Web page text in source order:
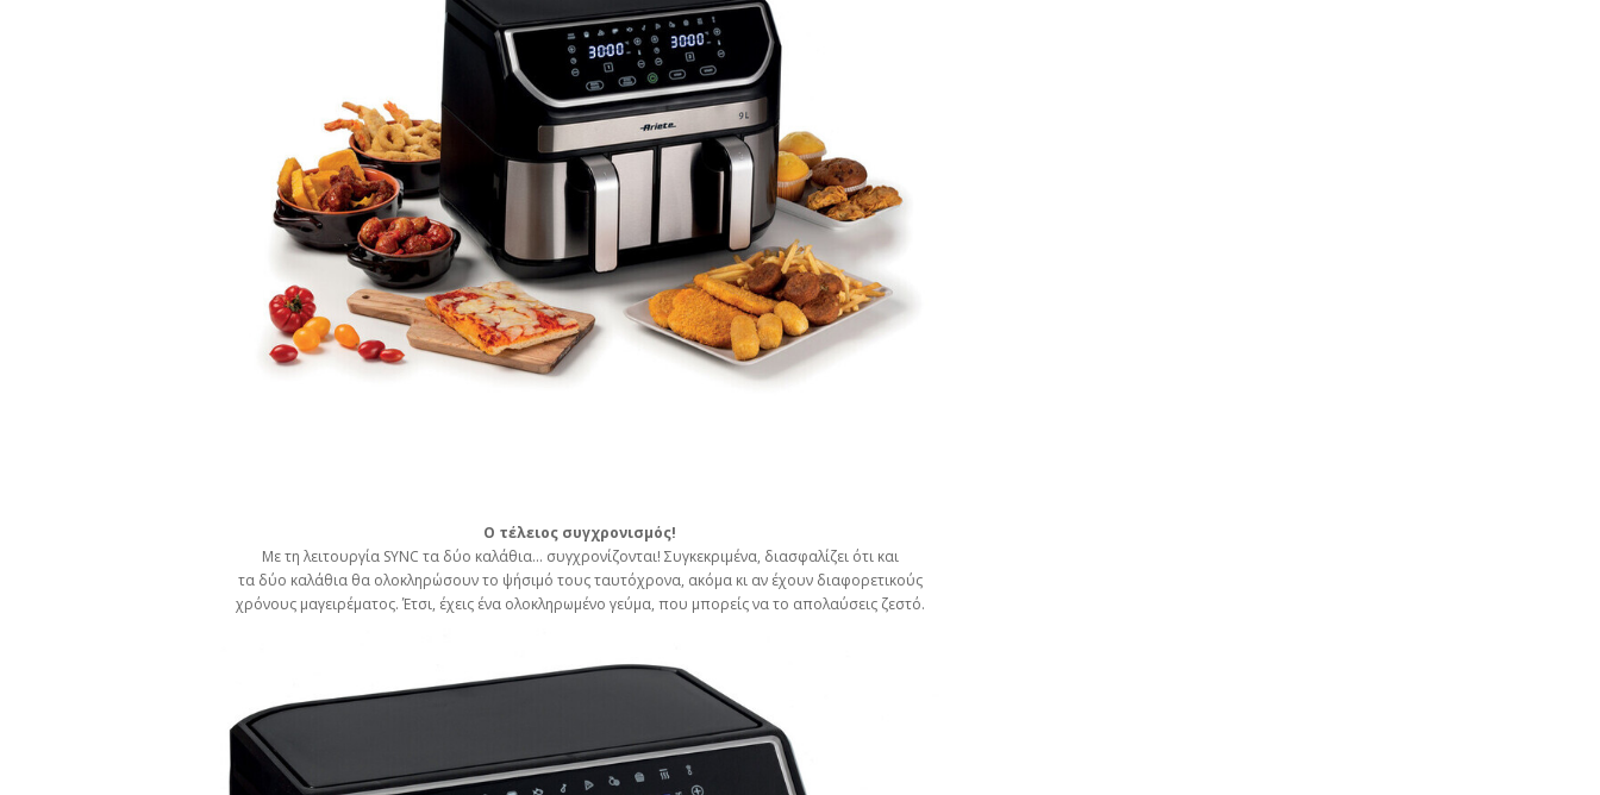
Ο τέλειος συγχρονισμός!
Με τη λειτουργία SYNC τα δύο καλάθια... συγχρονίζονται! Συγκεκριμένα, διασφαλίζει ότι και
τα δύο καλάθια θα ολοκληρώσουν το ψήσιμό τους ταυτόχρονα, ακόμα κι αν έχουν διαφορετικούς
χρόνους μαγειρέματος. Έτσι, έχεις ένα ολοκληρωμένο γεύμα, που μπορείς να το απολαύσεις ζεστό.